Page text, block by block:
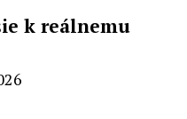
k reálnemu